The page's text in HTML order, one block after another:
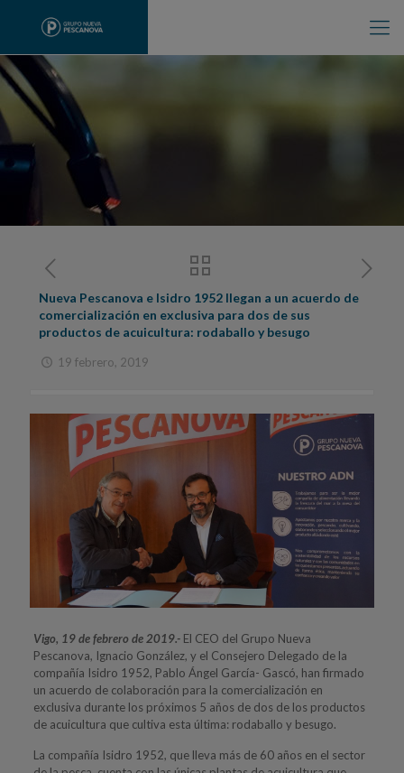
Nueva Pescanova e Isidro 1952 llegan a un acuerdo de
comercialización en exclusiva para dos de sus
productos de acuicultura: rodaballo y besugo
19 febrero, 2019
Vigo, 19 de febrero de 2019.-El CEO del Grupo Nueva
Pescanova, Ignacio González, y el Consejero Delegado de la
compañía Isidro 1952, Pablo Ángel García- Gascó, han firmado
un acuerdo de colaboración para la comercialización en
exclusiva durante los próximos 5 años de dos de los productos
de acuicultura que cultiva esta última: rodaballo y besugo.
La compañía Isidro 1952, que lleva más de 60 años en el sector